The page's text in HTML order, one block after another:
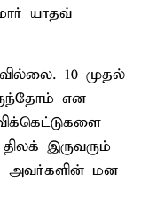
யாதவ்
10 முதல்
என
இருவரும்
அவர்களின் மன